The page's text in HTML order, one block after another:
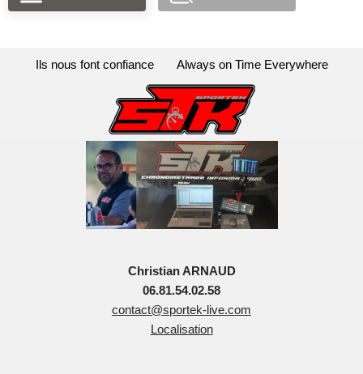
Ils nous font confiance Always on Time Everywhere
Christian ARNAUD
06.81.54.02.58
contact@sportek-live.com
Localisation